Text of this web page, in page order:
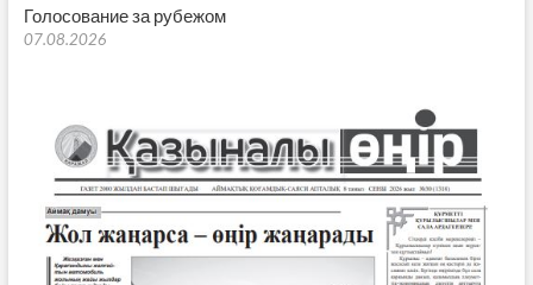
Голосование за рубежом
07.08.2026